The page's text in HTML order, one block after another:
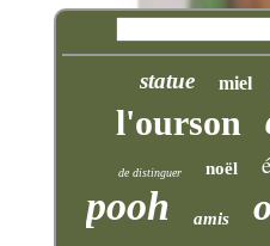
statue miel
l'ourson
de distinguer noël
pooh amis